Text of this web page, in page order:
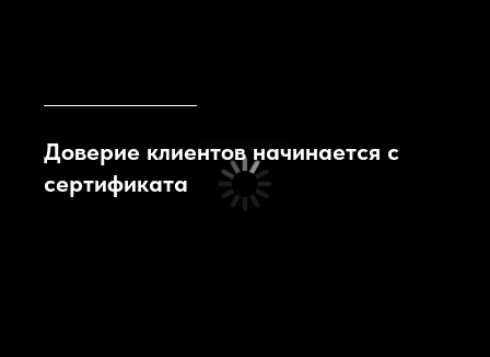
Доверие клиентов начинается с
сертификата